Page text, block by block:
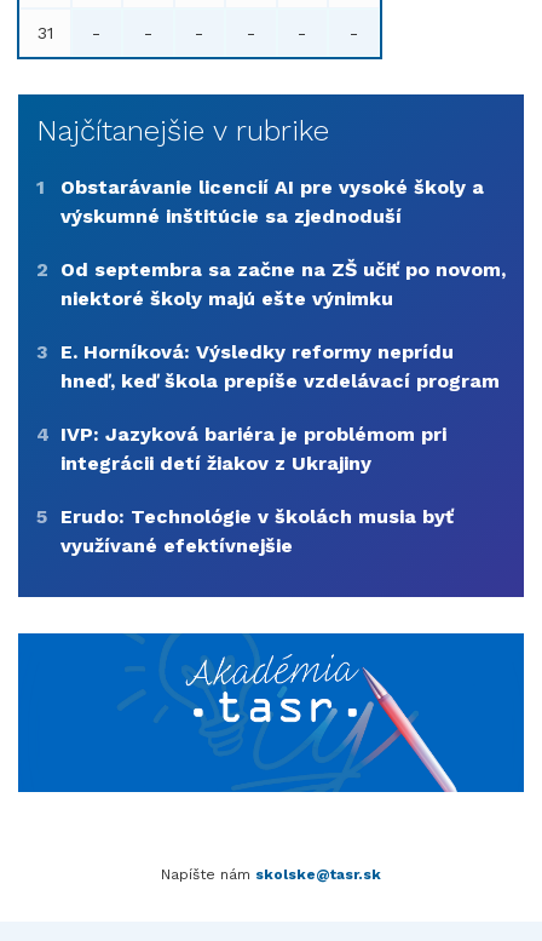
31 - - - - - -
Najčítanejšie v rubrike
1
Obstarávanie licencií AI pre vysoké školy a
výskumné inštitúcie sa zjednoduší
2
Od septembra sa začne na ZŠ učiť po novom,
niektoré školy majú ešte výnimku
3
E. Horníková: Výsledky reformy neprídu
hneď, keď škola prepíše vzdelávací program
4 IVP: Jazyková bariéra je problémom pri
integrácii detí žiakov z Ukrajiny
5
Erudo: Technológie v školách musia byť
využívané efektívnejšie
Napíšte nám skolske@tasr.sk